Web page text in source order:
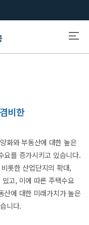
비한
화와 부동산에 대한 높은
요를 증가시키고 있습니다.
롯한 산업단지의 확대,
고, 이에 따른 주택수요
산에 대한 미래가치가 높은
니다.